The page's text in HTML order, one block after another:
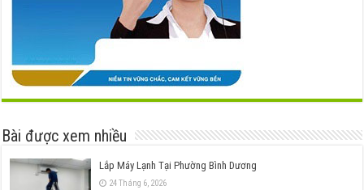
Bài được xem nhiều
Lắp Máy Lạnh Tại Phường Bình Dương
24 Tháng 6, 2026